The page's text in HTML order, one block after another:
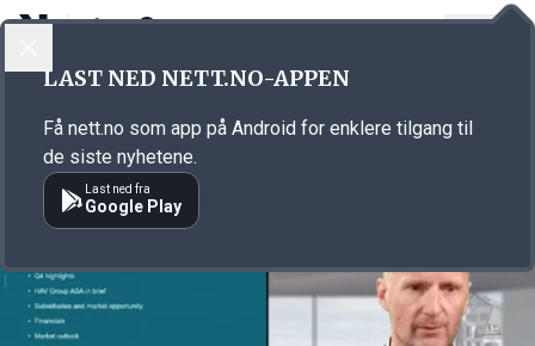
Annonsørinnhold
LAST NED NETT.NO-APPEN
Få nett.no som app på Android for enklere tilgang til
de siste nyhetene.
Last ned fra
Google Play